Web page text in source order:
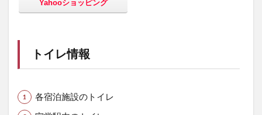
Yahooショッピング
トイレ情報
各宿泊施設のトイレ